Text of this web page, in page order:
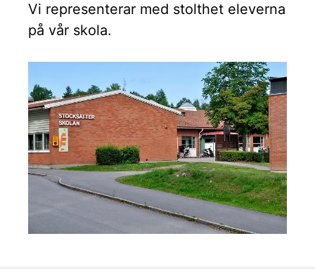
Vi representerar med stolthet eleverna
på vår skola.